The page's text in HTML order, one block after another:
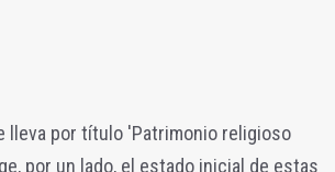
lleva por título 'Patrimonio religioso
por un lado, el estado inicial de estas